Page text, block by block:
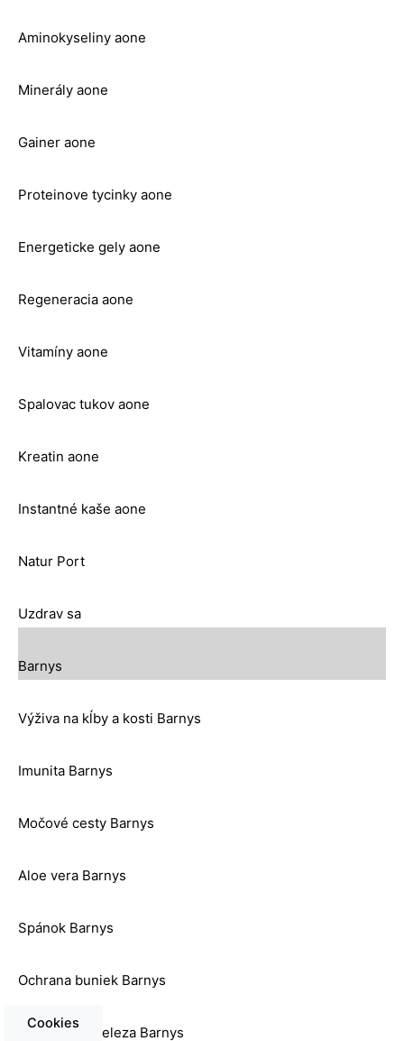
Aminokyseliny aone
Minerály aone
Gainer aone
Proteinove tycinky aone
Energeticke gely aone
Regeneracia aone
Vitamíny aone
Spalovac tukov aone
Kreatin aone
Instantné kaše aone
Natur Port
Uzdrav sa
Barnys
Výživa na kĺby a kosti Barnys
Imunita Barnys
Močové cesty Barnys
Aloe vera Barnys
Spánok Barnys
Ochrana buniek Barnys
Nedostatok železa Barnys
Cookies